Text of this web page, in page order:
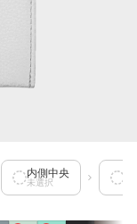
内側中央
未選択